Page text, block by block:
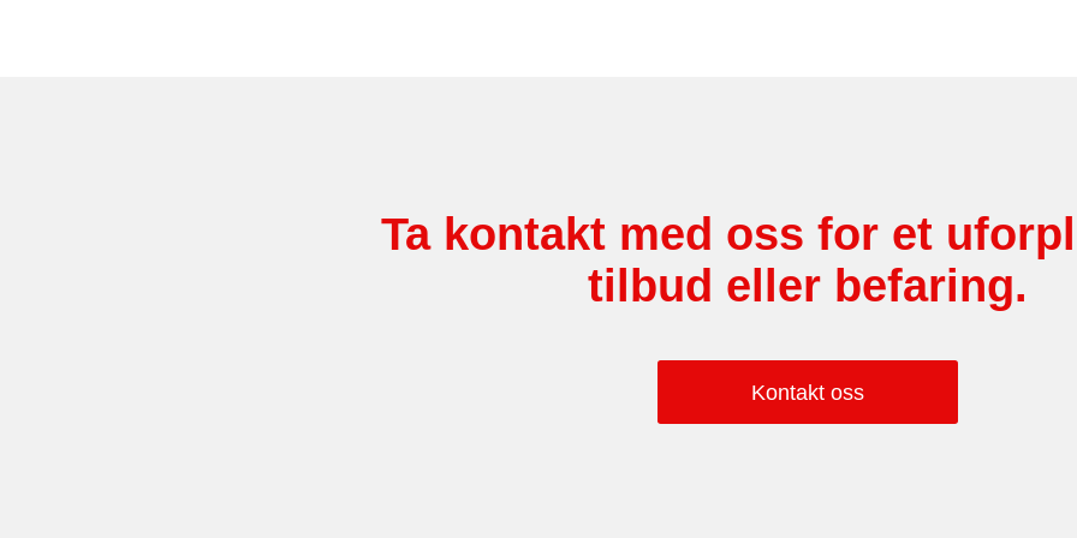
Ta kontakt med oss for et
tilbud eller befaring.
Kontakt oss